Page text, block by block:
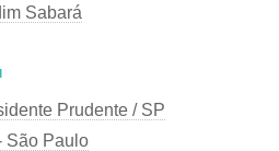
Sabará
Prudente / SP
São Paulo